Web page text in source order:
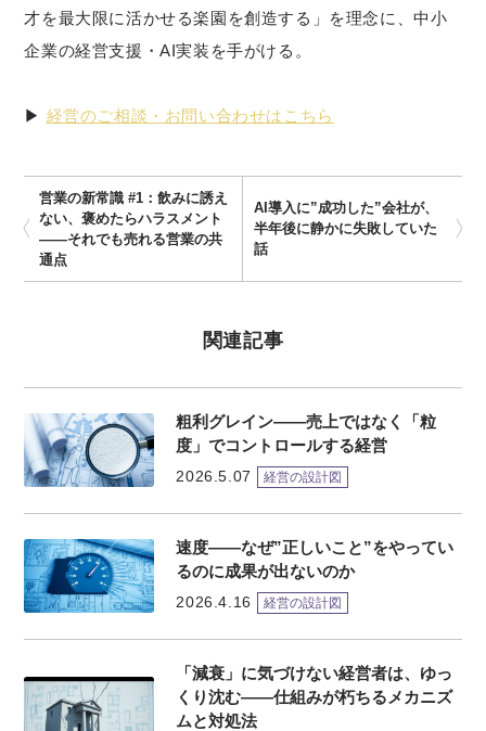
才を最大限に活かせる楽園を創造する」を理念に、中小
企業の経営支援・AI実装を手がける。
▶ 経営のご相談・お問い合わせはこちら
営業の新常識 #1：飲みに誘え
ない、褒めたらハラスメント
——それでも売れる営業の共
通点
AI導入に”成功した”会社が、
半年後に静かに失敗していた
話
関連記事
粗利グレイン——売上ではなく「粒
度」でコントロールする経営
2026.5.07 経営の設計図
速度——なぜ”正しいこと”をやってい
るのに成果が出ないのか
2026.4.16 経営の設計図
「減衰」に気づけない経営者は、ゆっ
くり沈む——仕組みが朽ちるメカニズ
ムと対処法